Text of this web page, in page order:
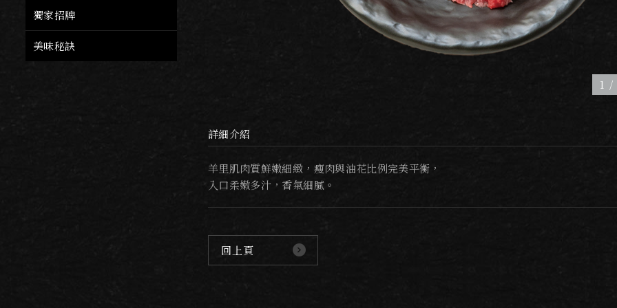
獨家招牌
美味秘訣
1 /
詳細介紹
羊里肌肉質鮮嫩細緻，瘦肉與油花比例完美平衡，
入口柔嫩多汁，香氣細膩。
回上頁